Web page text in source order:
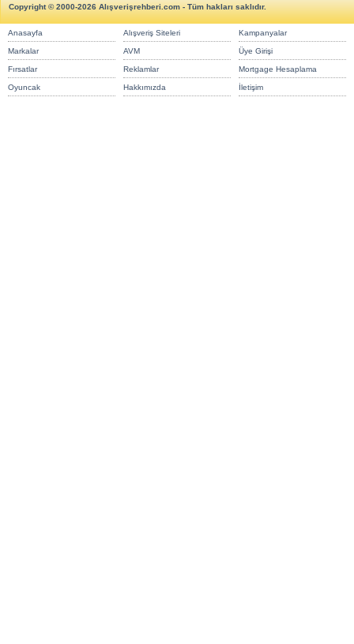
Copyright © 2000-2026 Alışverişrehberi.com - Tüm hakları saklıdır.
Anasayfa Alışveriş Siteleri Kampanyalar
Markalar AVM Üye Girişi
Fırsatlar Reklamlar Mortgage Hesaplama
Oyuncak Hakkımızda İletişim